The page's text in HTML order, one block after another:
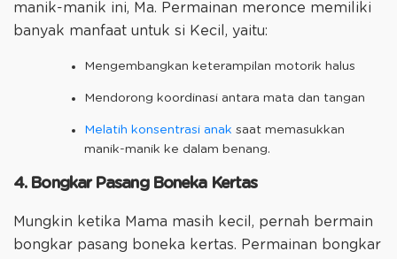
manik-manik ini, Ma. Permainan meronce memiliki
banyak manfaat untuk si Kecil, yaitu:
Mengembangkan keterampilan motorik halus
Mendorong koordinasi antara mata dan tangan
Melatih konsentrasi anak saat memasukkan
manik-manik ke dalam benang.
4. Bongkar Pasang Boneka Kertas
Mungkin ketika Mama masih kecil, pernah bermain
bongkar pasang boneka kertas. Permainan bongkar